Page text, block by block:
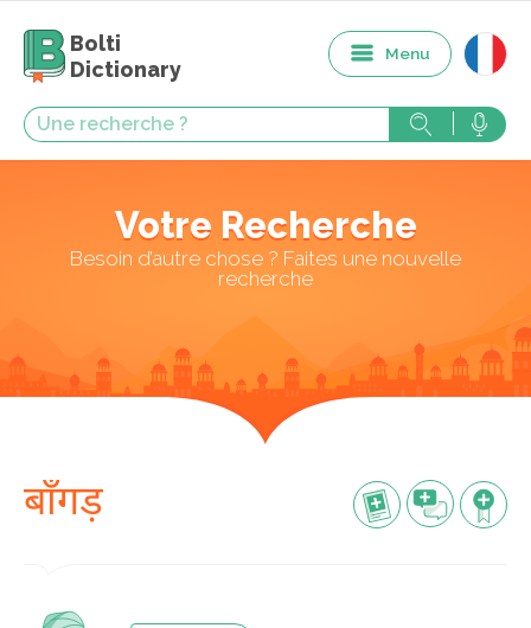
Bolti
Dictionary
Menu
Votre Recherche
Besoin d’autre chose ? Faites une nouvelle
recherche
बाँगड़